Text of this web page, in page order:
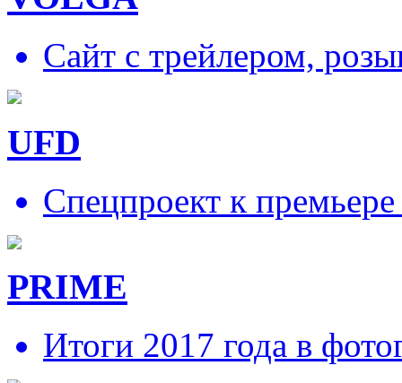
Сайт с трейлером,
UFD
Спецпроект к
PRIME
Итоги 2017 года в